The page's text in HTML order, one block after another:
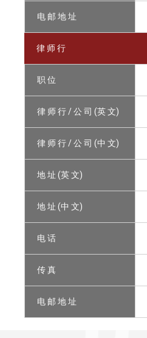
电 邮 地 址
律 师 行
职 位
律 师 行 / 公 司 (英 文)
律 师 行 / 公 司 (中 文)
地 址 (英 文)
地 址 (中 文)
电 话
传 真
电 邮 地 址